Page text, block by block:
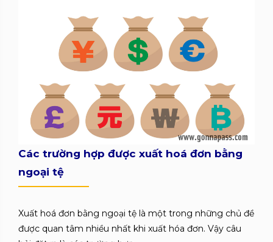
Các trường hợp được xuất hoá đơn bằng
ngoại tệ
Xuất hoá đơn bằng ngoại tệ là một trong những chủ đề
được quan tâm nhiều nhất khi xuất hóa đơn. Vậy câu